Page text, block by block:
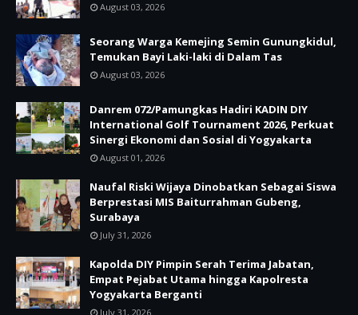
August 03, 2026
Seorang Warga Kemejing Semin Gunungkidul,
Temukan Bayi Laki-laki di Dalam Tas
August 03, 2026
Danrem 072/Pamungkas Hadiri KADIN DIY
International Golf Tournament 2026, Perkuat
Sinergi Ekonomi dan Sosial di Yogyakarta
August 01, 2026
Naufal Riski Wijaya Dinobatkan Sebagai Siswa
Berprestasi MIS Baiturrahman Gubeng,
Surabaya
July 31, 2026
Kapolda DIY Pimpin Serah Terima Jabatan,
Empat Pejabat Utama hingga Kapolresta
Yogyakarta Berganti
July 31, 2026